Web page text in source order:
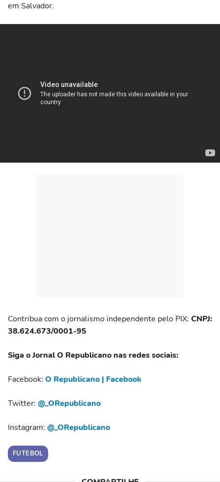
em Salvador.
Contribua com o jornalismo independente pelo PIX: CNPJ:
38.624.673/0001-95
Siga o Jornal O Republicano nas redes sociais:
Facebook: O Republicano | Facebook
Twitter: @_ORepublicano
Instagram: @_ORepublicano
FUTEBOL